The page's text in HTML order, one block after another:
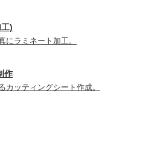
)
にラミネート加工。
作
カッティングシート作成。